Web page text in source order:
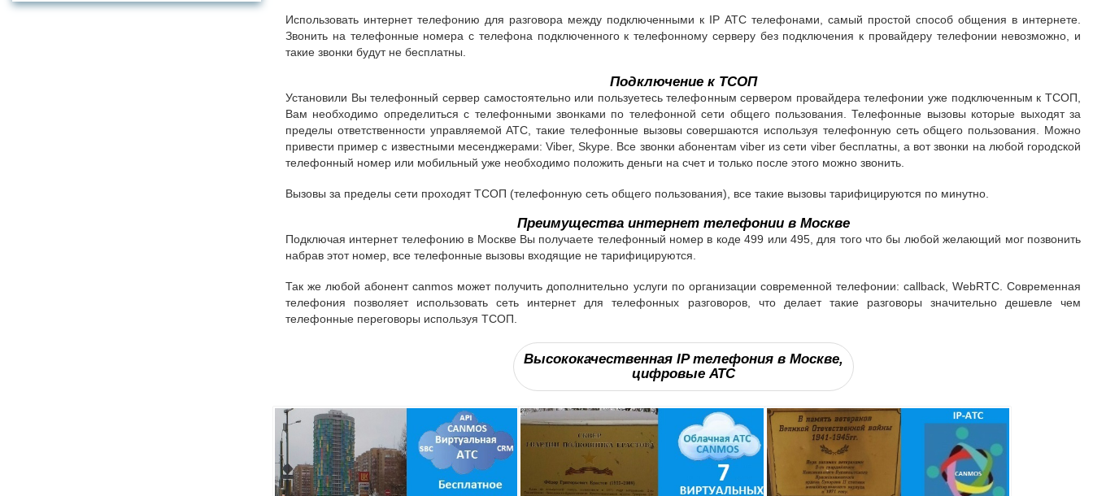
Использовать интернет телефонию для разговора между подключенными к IP АТС телефонами, самый простой способ общения в интернете.
Звонить на телефонные номера с телефона подключенного к телефонному серверу без подключения к провайдеру телефонии невозможно, и
такие звонки будут не бесплатны.
Подключение к ТСОП
Установили Вы телефонный сервер самостоятельно или пользуетесь телефонным сервером провайдера телефонии уже подключенным к ТСОП,
Вам необходимо определиться с телефонными звонками по телефонной сети общего пользования. Телефонные вызовы которые выходят за
пределы ответственности управляемой АТС, такие телефонные вызовы совершаются используя телефонную сеть общего пользования. Можно
привести пример с известными месенджерами: Viber, Skype. Все звонки абонентам viber из сети viber бесплатны, а вот звонки на любой городской
телефонный номер или мобильный уже необходимо положить деньги на счет и только после этого можно звонить.
Вызовы за пределы сети проходят ТСОП (телефонную сеть общего пользования), все такие вызовы тарифицируются по минутно.
Преимущества интернет телефонии в Москве
Подключая интернет телефонию в Москве Вы получаете телефонный номер в коде 499 или 495, для того что бы любой желающий мог позвонить
набрав этот номер, все телефонные вызовы входящие не тарифицируются.
Так же любой абонент canmos может получить дополнительно услуги по организации современной телефонии: callback, WebRTC. Современная
телефония позволяет использовать сеть интернет для телефонных разговоров, что делает такие разговоры значительно дешевле чем
телефонные переговоры используя ТСОП.
Высококачественная IP телефония в Москве,
цифровые АТС